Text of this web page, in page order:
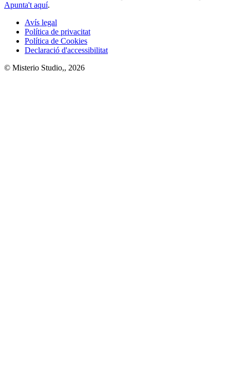
Apunta't aquí.
Avís legal
Política de privacitat
Política de Cookies
Declaració d'accessibilitat
© Misterio Studio,, 2026